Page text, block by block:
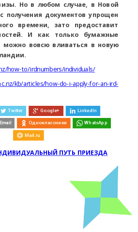
Но в любом случае, в Новой
получения документов упрощен
времени, зато предоставит
И как только бумажные
можно вовсю вливаться в новую
how-to/irdnumbers/individuals/
kb/articles/how-do-i-apply-for-an-ird-
Twitter Google+ LinkedIn
Email Одноклассники WhatsApp
Mail.ru
ПУТЬ ПРИЕЗДА